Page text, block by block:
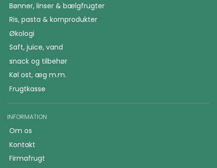
Bønner, linser & bælgfrugter
Ris, pasta & kornprodukter
Økologi
Saft, juice, vand
snack og tilbehør
Køl ost, æg m.m.
Frugtkasse
INFORMATION
Om os
Kontakt
Firmafrugt